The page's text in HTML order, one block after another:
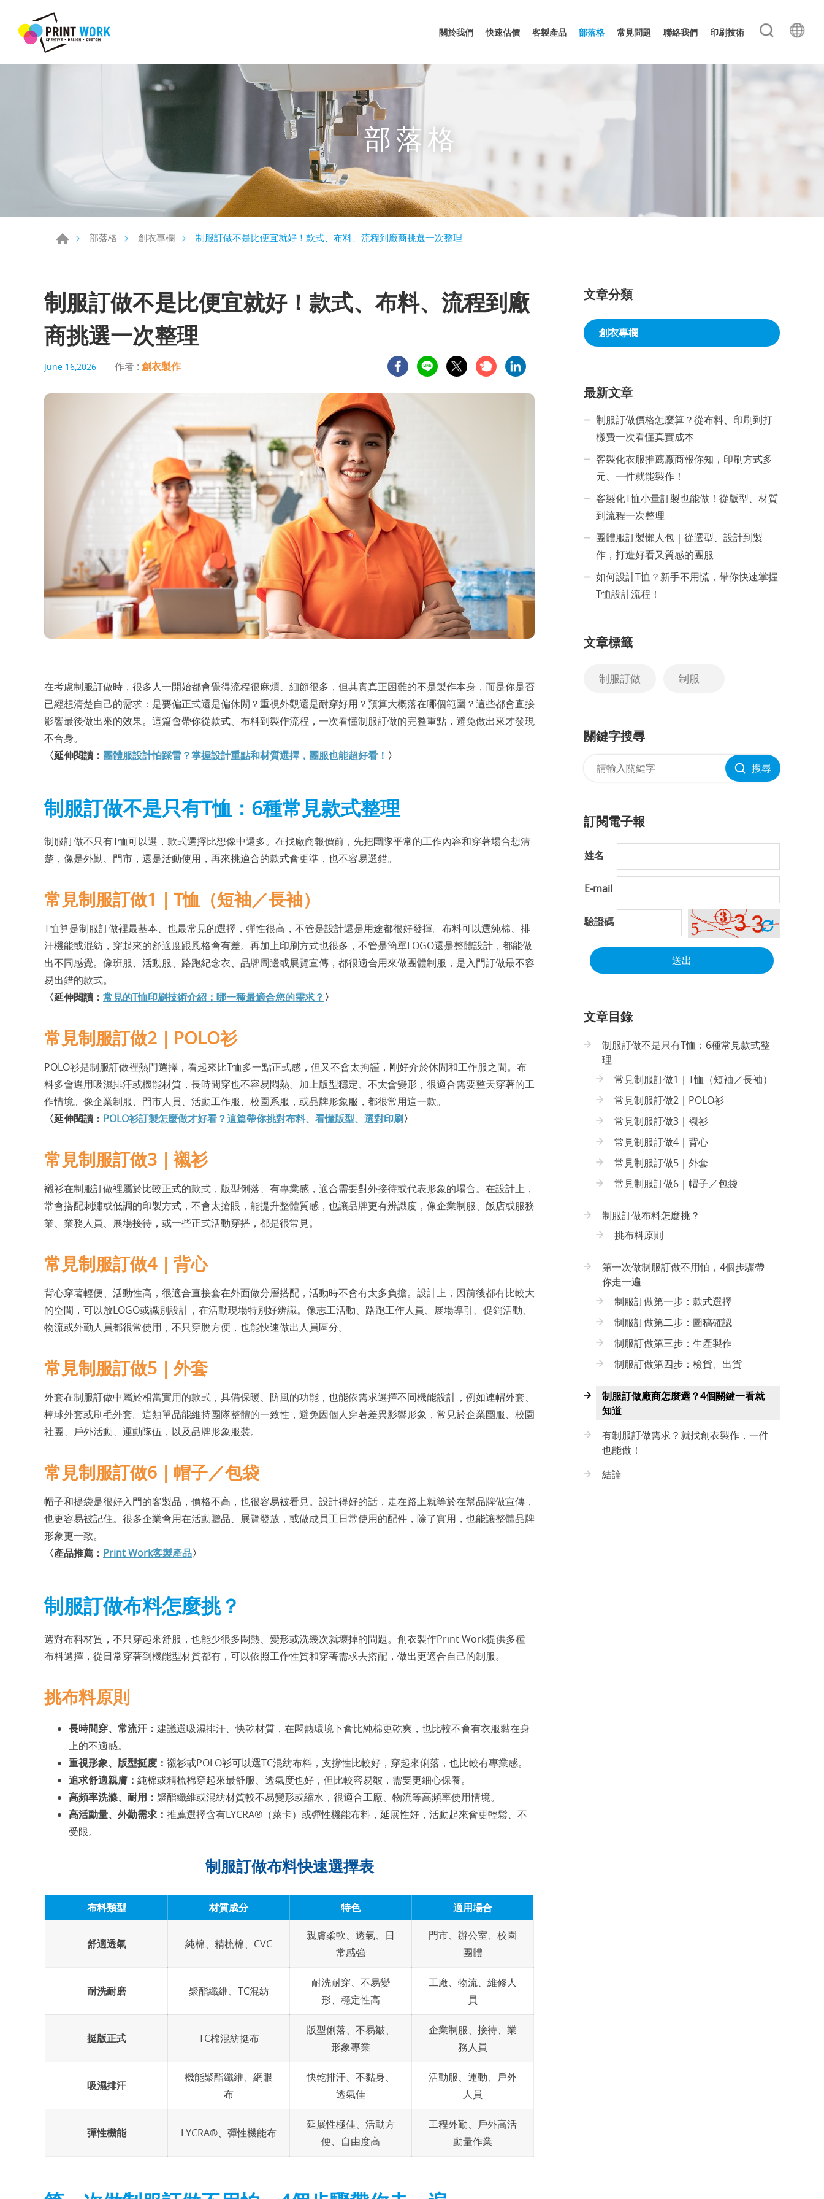
關於我們 快速估價 客製產品 部落格 常見問題 聯絡我們 印刷技術
部落格
部落格 創衣專欄 制服訂做不是比便宜就好！款式、布料、流程到廠商挑選一次整理
制服訂做不是比便宜就好！款式、布料、流程到廠
商挑選一次整理
June 16,2026 作者 : 創衣製作
在考慮制服訂做時，很多人一開始都會覺得流程很麻煩、細節很多，但其實真正困難的不是製作本身，而是你是否
已經想清楚自己的需求：是要偏正式還是偏休閒？重視外觀還是耐穿好用？預算大概落在哪個範圍？這些都會直接
影響最後做出來的效果。這篇會帶你從款式、布料到製作流程，一次看懂制服訂做的完整重點，避免做出來才發現
不合身。
〈延伸閱讀： 團體服設計怕踩雷？掌握設計重點和材質選擇，團服也能超好看！ 〉
制服訂做不是只有T恤：6種常見款式整理
制服訂做不只有T恤可以選，款式選擇比想像中還多。在找廠商報價前，先把團隊平常的工作內容和穿著場合想清
楚，像是外勤、門市，還是活動使用，再來挑適合的款式會更準，也不容易選錯。
常見制服訂做1｜T恤（短袖／長袖）
T恤算是制服訂做裡最基本、也最常見的選擇，彈性很高，不管是設計還是用途都很好發揮。布料可以選純棉、排
汗機能或混紡，穿起來的舒適度跟風格會有差。再加上印刷方式也很多，不管是簡單LOGO還是整體設計，都能做
出不同感覺。像班服、活動服、路跑紀念衣、品牌周邊或展覽宣傳，都很適合用來做團體制服，是入門訂做最不容
易出錯的款式。
〈延伸閱讀： 常見的T恤印刷技術介紹：哪一種最適合您的需求？ 〉
常見制服訂做2｜POLO衫
POLO衫是制服訂做裡熱門選擇，看起來比T恤多一點正式感，但又不會太拘謹，剛好介於休閒和工作服之間。布
料多會選用吸濕排汗或機能材質，長時間穿也不容易悶熱。加上版型穩定、不太會變形，很適合需要整天穿著的工
作情境。像企業制服、門市人員、活動工作服、校園系服，或品牌形象服，都很常用這一款。
〈延伸閱讀： POLO衫訂製怎麼做才好看？這篇帶你挑對布料、看懂版型、選對印刷〉
常見制服訂做3｜襯衫
襯衫在制服訂做裡屬於比較正式的款式，版型俐落、有專業感，適合需要對外接待或代表形象的場合。在設計上，
常會搭配刺繡或低調的印製方式，不會太搶眼，能提升整體質感，也讓品牌更有辨識度，像企業制服、飯店或服務
業、業務人員、展場接待，或一些正式活動穿搭，都是很常見。
常見制服訂做4｜背心
背心穿著輕便、活動性高，很適合直接套在外面做分層搭配，活動時不會有太多負擔。設計上，因前後都有比較大
的空間，可以放LOGO或識別設計，在活動現場特別好辨識。像志工活動、路跑工作人員、展場導引、促銷活動、
物流或外勤人員都很常使用，不只穿脫方便，也能快速做出人員區分。
常見制服訂做5｜外套
外套在制服訂做中屬於相當實用的款式，具備保暖、防風的功能，也能依需求選擇不同機能設計，例如連帽外套、
棒球外套或刷毛外套。這類單品能維持團隊整體的一致性，避免因個人穿著差異影響形象，常見於企業團服、校園
社團、戶外活動、運動隊伍，以及品牌形象服裝。
常見制服訂做6｜帽子／包袋
帽子和提袋是很好入門的客製品，價格不高，也很容易被看見。設計得好的話，走在路上就等於在幫品牌做宣傳，
也更容易被記住。很多企業會用在活動贈品、展覽發放，或做成員工日常使用的配件，除了實用，也能讓整體品牌
形象更一致。
〈產品推薦： Print Work客製產品〉
制服訂做布料怎麼挑？
選對布料材質，不只穿起來舒服，也能少很多悶熱、變形或洗幾次就壞掉的問題。創衣製作Print Work提供多種
布料選擇，從日常穿著到機能型材質都有，可以依照工作性質和穿著需求去搭配，做出更適合自己的制服。
挑布料原則
長時間穿、常流汗： 建議選吸濕排汗、快乾材質，在悶熱環境下會比純棉更乾爽，也比較不會有衣服黏在身
上的不適感。
重視形象、版型挺度： 襯衫或POLO衫可以選TC混紡布料，支撐性比較好，穿起來俐落，也比較有專業感。
追求舒適親膚： 純棉或精梳棉穿起來最舒服、透氣度也好，但比較容易皺，需要更細心保養。
高頻率洗滌、耐用： 聚酯纖維或混紡材質較不易變形或縮水，很適合工廠、物流等高頻率使用情境。
高活動量、外勤需求： 推薦選擇含有LYCRA®（萊卡）或彈性機能布料，延展性好，活動起來會更輕鬆、不
受限。
制服訂做布料快速選擇表
布料類型 材質成分 特色 適用場合
舒適透氣 純棉、精梳棉、CVC
親膚柔軟、透氣、日
常感強
門市、辦公室、校園
團體
耐洗耐磨 聚酯纖維、TC混紡
耐洗耐穿、不易變
形、穩定性高
工廠、物流、維修人
員
挺版正式 TC棉混紡挺布
版型俐落、不易皺、
形象專業
企業制服、接待、業
務人員
吸濕排汗
機能聚酯纖維、網眼
布
快乾排汗、不黏身、
透氣佳
活動服、運動、戶外
人員
彈性機能 LYCRA®、彈性機能布
延展性極佳、活動方
便、自由度高
工程外勤、戶外高活
動量作業
文章分類
創衣專欄
最新文章
制服訂做價格怎麼算？從布料、印刷到打
樣費一次看懂真實成本
客製化衣服推薦廠商報你知，印刷方式多
元、一件就能製作！
客製化T恤小量訂製也能做！從版型、材質
到流程一次整理
團體服訂製懶人包｜從選型、設計到製
作，打造好看又質感的團服
如何設計T恤？新手不用慌，帶你快速掌握
T恤設計流程！
文章標籤
制服訂做 制服
關鍵字搜尋
搜尋
訂閱電子報
姓名
E-mail
驗證碼
送出
文章目錄
制服訂做不是只有T恤：6種常見款式整
理
常見制服訂做1｜T恤（短袖／長袖）
常見制服訂做2｜POLO衫
常見制服訂做3｜襯衫
常見制服訂做4｜背心
常見制服訂做5｜外套
常見制服訂做6｜帽子／包袋
制服訂做布料怎麼挑？
挑布料原則
第一次做制服訂做不用怕，4個步驟帶
你走一遍
制服訂做第一步：款式選擇
制服訂做第二步：圖稿確認
制服訂做第三步：生產製作
制服訂做第四步：檢貨、出貨
制服訂做廠商怎麼選？4個關鍵一看就
知道
有制服訂做需求？就找創衣製作，一件
也能做！
結論